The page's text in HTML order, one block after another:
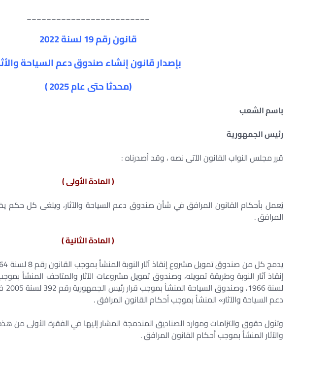
_________________________
قانون رقم 19 لسنة 2022
بإصدار قانون إنشاء صندوق دعم السياحة
(محدثاً حتى عام2025
)
باسم الشعب
رئيس الجمهورية
قرر مجلس النواب القانون الآتى نصه ، وقد أصدرناه :
( المادة الأولى )
يُعمل بأحكام القانون المرافق في شأن صندوق دعم السياحة والآثار، ويلغى كل حكم
المرافق .
( المادة الثانية )
دعم السياحة والآثار» المنشأ بموجب أحكام القانون المرافق .
وتئول حقوق والتزامات وموارد الصناديق المندمجة المشار إليها في الفقرة الأولى من
والآثار المنشأ بموجب أحكام القانون المرافق .